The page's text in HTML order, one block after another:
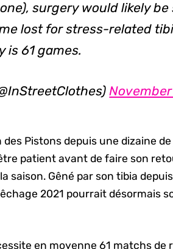
surgery would likely be
lost for stress-related
is 61 games.
Pistons depuis une dizaine de
patient avant de faire son
saison. Gêné par son tibia
2021 pourrait désormais
en moyenne 61 matchs de